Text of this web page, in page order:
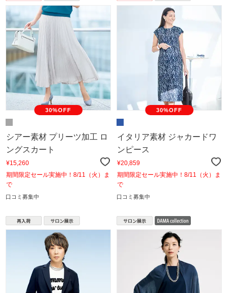
30%OFF
シアー素材 プリーツ加工 ロ
ングスカート
¥15,260
期間限定セール実施中！8/11（火）ま
で
口コミ募集中
30%OFF
イタリア素材 ジャカードワ
ンピース
¥20,859
期間限定セール実施中！8/11（火）ま
で
口コミ募集中